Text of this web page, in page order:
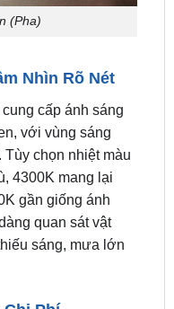
Nhìn Rõ Nét
với vùng sáng
chọn nhiệt màu
4300K mang lại
gần giống ánh
quan sát vật
sáng, mưa lớn
Phí